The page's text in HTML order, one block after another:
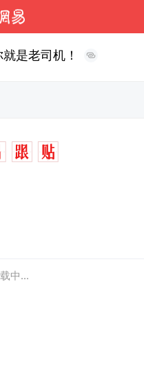
是老司机！
中...